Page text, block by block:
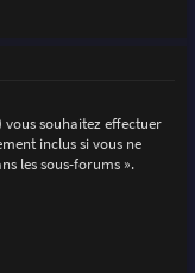
vous souhaitez effectuer
inclus si vous ne
les sous-forums ».